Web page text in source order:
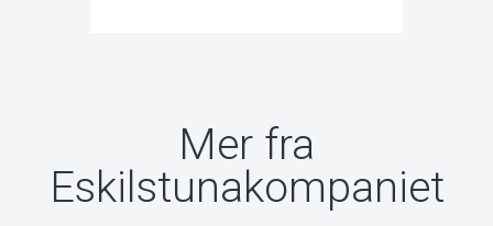
Mer fra
Eskilstunakompaniet